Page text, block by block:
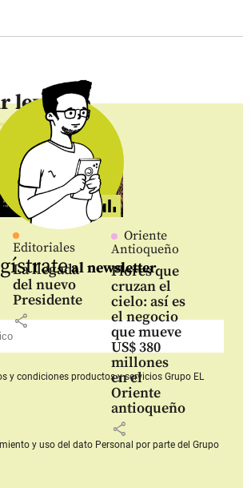
leyendo
Editoriales
La llegada
del nuevo
Presidente
share
Oriente
Antioqueño
Flores que
cruzan el
cielo: así es
el negocio
que mueve
US$ 380
millones
en el
Oriente
antioqueño
share
al newsletter
y condiciones productos y serviciosGrupo EL
y uso del dato Personal por parte del Grupo